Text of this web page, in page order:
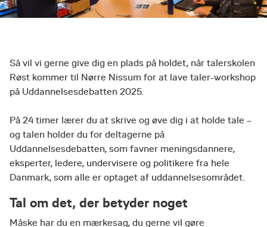
Så vil vi gerne give dig en plads på holdet, når talerskolen
Røst kommer til Nørre Nissum for at lave taler-workshop
på Uddannelsesdebatten 2025.
På 24 timer lærer du at skrive og øve dig i at holde tale –
og talen holder du for deltagerne på
Uddannelsesdebatten, som favner meningsdannere,
eksperter, ledere, undervisere og politikere fra hele
Danmark, som alle er optaget af uddannelsesområdet.
Tal om det, der betyder noget
Måske har du en mærkesag, du gerne vil gøre